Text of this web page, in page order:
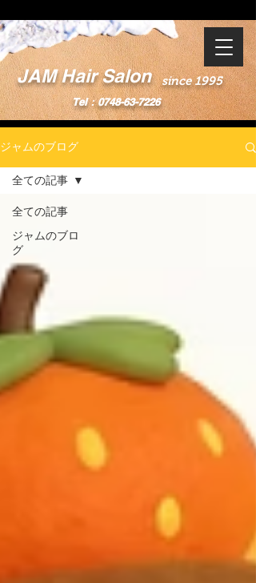
JAM Hair Salon since 1995
Tel：0748-63-7226
ジャムのブログ
全ての記事
ジャムのブロ
グ
全ての記事